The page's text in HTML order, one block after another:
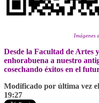
Imágenes
Desde la Facultad de Artes
enhorabuena a nuestro
cosechando éxitos en el
Modificado por última vez
19:27